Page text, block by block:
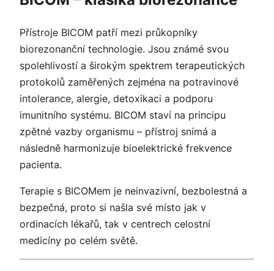
Přístroje BICOM patří mezi průkopníky
biorezonanční technologie. Jsou známé svou
spolehlivostí a širokým spektrem terapeutických
protokolů zaměřených zejména na potravinové
intolerance, alergie, detoxikaci a podporu
imunitního systému. BICOM staví na principu
zpětné vazby organismu – přístroj snímá a
následně harmonizuje bioelektrické frekvence
pacienta.
Terapie s BICOMem je neinvazivní, bezbolestná a
bezpečná, proto si našla své místo jak v
ordinacích lékařů, tak v centrech celostní
medicíny po celém světě.